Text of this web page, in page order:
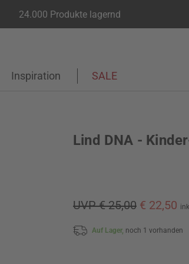
24.000 Produkte lagernd
Inspiration SALE
Lind DNA -
UVP € 25,00 € 22,50
Auf Lager, noch 1 vorhanden